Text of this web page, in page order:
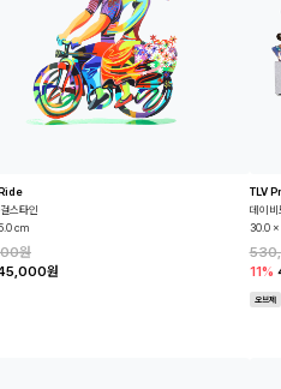
스타인
cm
원
원
TLV
데이비
30.0 x
11%
오브제